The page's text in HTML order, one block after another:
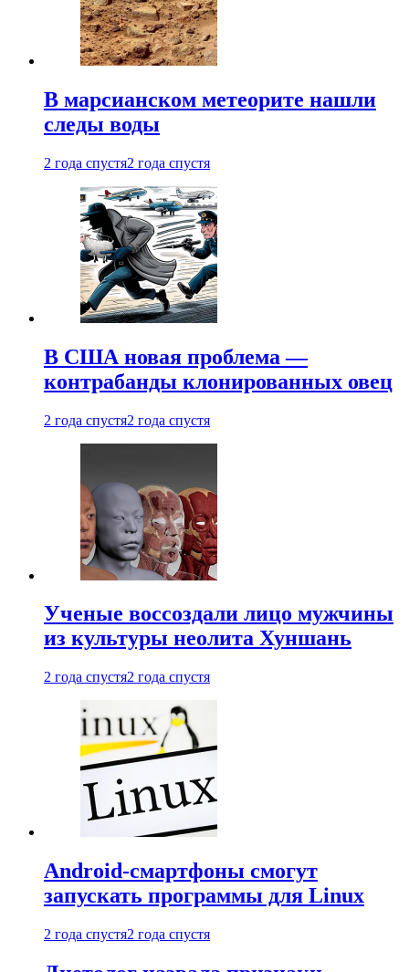
В марсианском метеорите нашли
следы воды
2 года спустя2 года спустя
В США новая проблема —
контрабанды клонированных овец
2 года спустя2 года спустя
Ученые воссоздали лицо мужчины
из культуры неолита Хуншань
2 года спустя2 года спустя
Android-смартфоны смогут
запускать программы для Linux
2 года спустя2 года спустя